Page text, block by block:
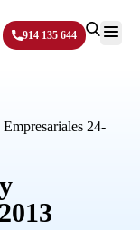
914 135 644
24-